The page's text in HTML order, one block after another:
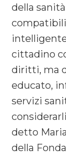
della
compatibili
cittadino
diritti, ma
educato,
servizi
detto
della